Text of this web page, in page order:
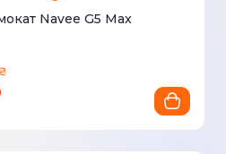
Navee G5 Max